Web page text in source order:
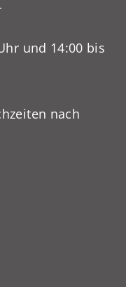
und 14:00 bis
nach